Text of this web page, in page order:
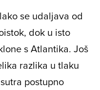
se udaljava od
dok u isto
s Atlantika. Još
razlika u tlaku
postupno